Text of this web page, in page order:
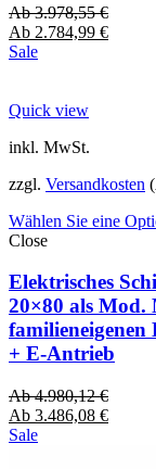
Ab3.978,55€
Ab 2.784,99 €
Sale
Quick view
inkl. MwSt.
zzgl. Versandkosten
Wählen Sie eine
Close
Elektrisches
20×80 als Mod.
+ E-Antrieb
Ab4.980,12€
Ab 3.486,08 €
Sale